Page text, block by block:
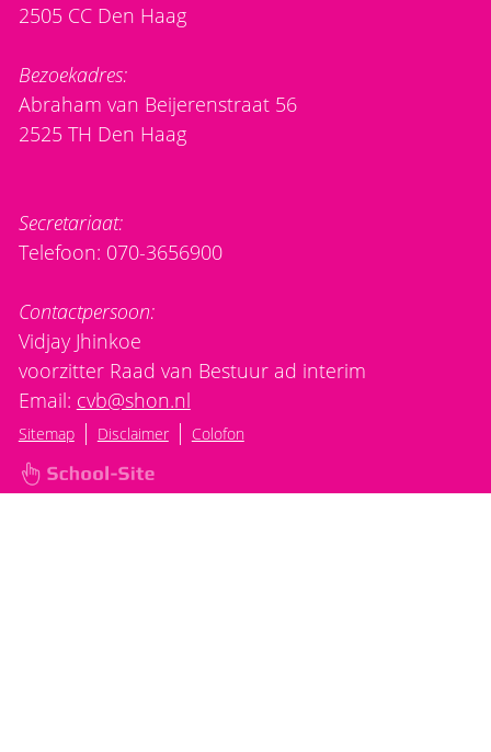
2505 CC Den Haag
Bezoekadres:
Abraham van Beijerenstraat 56
2525 TH Den Haag
Secretariaat:
Telefoon: 070-3656900
Contactpersoon:
Vidjay Jhinkoe
voorzitter Raad van Bestuur ad interim
Email: cvb@shon.nl
Sitemap| Disclaimer| Colofon